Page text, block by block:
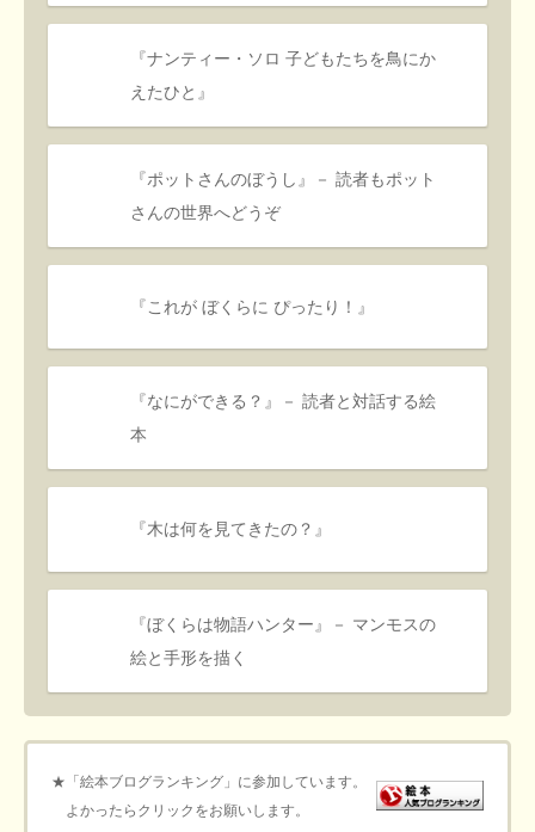
『ナンティー・ソロ 子どもたちを鳥にか
えたひと』
『ポットさんのぼうし』－ 読者もポット
さんの世界へどうぞ
『これが ぼくらに ぴったり！』
『なにができる？』－ 読者と対話する絵
本
『木は何を見てきたの？』
『ぼくらは物語ハンター』－ マンモスの
絵と手形を描く
★「絵本ブログランキング」に参加しています。
よかったらクリックをお願いします。